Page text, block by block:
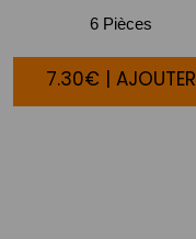
6 Pièces
7.30€ | AJOUTER